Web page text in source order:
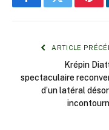
FacebookTwitter
ARTICLE
Krépin
spectaculaire
d’un latéral